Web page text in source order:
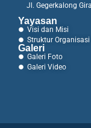
Jl. Gegerkalong
Yayasan
Visi dan Misi
Struktur Organisasi
Galeri
Galeri Foto
Galeri Video